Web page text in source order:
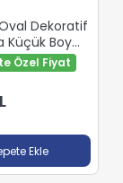
Dekoratif
Küçük Boy
Özel Fiyat
Ekle